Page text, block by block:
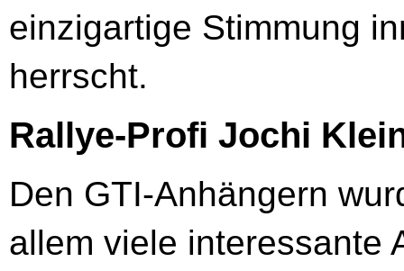
einzigartige Stimmung
herrscht.
Rallye-Profi Jochi
Den GTI-Anhängern
allem viele interessante